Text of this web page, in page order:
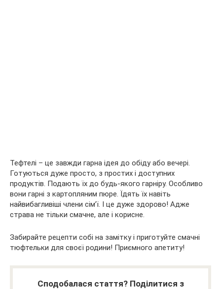
Тефтелі – це завжди гарна ідея до обіду або вечері.
Готуються дуже просто, з простих і доступних
продуктів. Подають їх до будь-якого гарніру. Особливо
вони гарні з картопляним пюре. Їдять їх навіть
найвибагливіші члени сім’ї. І це дуже здорово! Адже
страва не тільки смачне, але і корисне.
Забирайте рецепти собі на замітку і приготуйте смачні
тюфтельки для своєї родини! Приємного апетиту!
Сподобалася стаття? Поділитися з